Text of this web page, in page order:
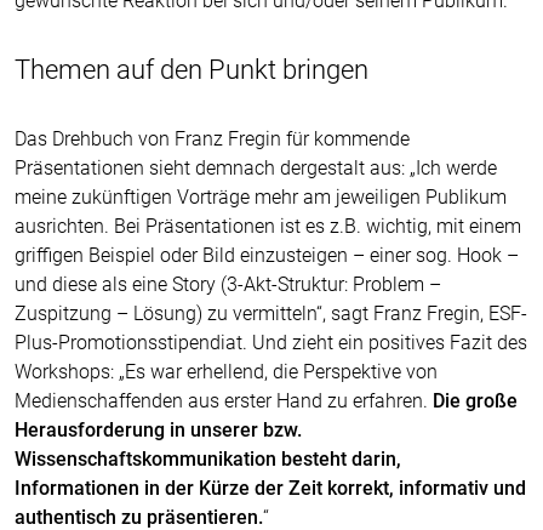
Themen auf den Punkt bringen
Das Drehbuch von Franz Fregin für kommende
Präsentationen sieht demnach dergestalt aus: „Ich werde
meine zukünftigen Vorträge mehr am jeweiligen Publikum
ausrichten. Bei Präsentationen ist es z.B. wichtig, mit einem
griffigen Beispiel oder Bild einzusteigen – einer sog. Hook –
und diese als eine Story (3-Akt-Struktur: Problem –
Zuspitzung – Lösung) zu vermitteln“, sagt Franz Fregin, ESF-
Plus-Promotionsstipendiat. Und zieht ein positives Fazit des
Workshops: „Es war erhellend, die Perspektive von
Medienschaffenden aus erster Hand zu erfahren. Die große
Herausforderung in unserer bzw.
Wissenschaftskommunikation besteht darin,
Informationen in der Kürze der Zeit korrekt, informativ und
authentisch zu präsentieren.“